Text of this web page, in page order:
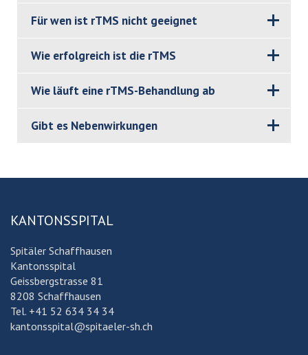
Für wen ist rTMS nicht geeignet
Wie erfolgreich ist die rTMS
Wie läuft eine rTMS-Behandlung ab
Gibt es Nebenwirkungen
KANTONSSPITAL
Spitäler Schaffhausen
Kantonsspital
Geissbergstrasse 81
8208 Schaffhausen
Tel. +41 52 634 34 34
kantonsspital@spitaeler-sh.ch